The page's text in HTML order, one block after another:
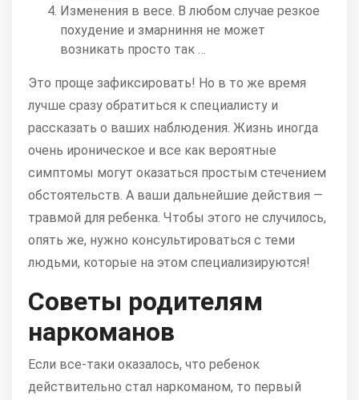
Изменения в весе. В любом случае резкое
похудение и змарниння не может
возникать просто так …
Это проще зафиксировать! Но в то же время
лучше сразу обратиться к специалисту и
рассказать о ваших наблюдения. Жизнь иногда
очень ироническое и все как вероятные
симптомы могут оказаться простым стечением
обстоятельств. А ваши дальнейшие действия —
травмой для ребенка. Чтобы этого не случилось,
опять же, нужно консультироваться с теми
людьми, которые на этом специализируются!
Советы родителям
наркоманов
Если все-таки оказалось, что ребенок
действительно стал наркоманом, то первый